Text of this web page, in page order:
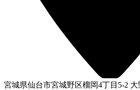
宮城県仙台市宮城野区榴岡4丁目5-2